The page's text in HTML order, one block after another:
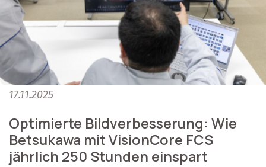
17.11.2025
Optimierte Bildverbesserung: Wie
Betsukawa mit VisionCore FCS
jährlich 250 Stunden einspart